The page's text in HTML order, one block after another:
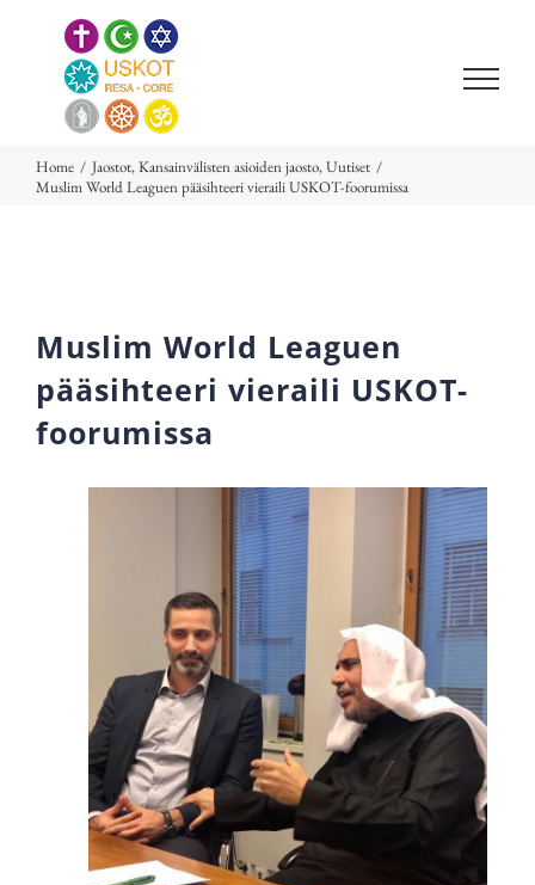
Home / Jaostot,Kansainvälisten asioiden jaosto,Uutiset /
Muslim World Leaguen pääsihteeri vieraili USKOT-foorumissa
Muslim World Leaguen
pääsihteeri vieraili USKOT-
foorumissa